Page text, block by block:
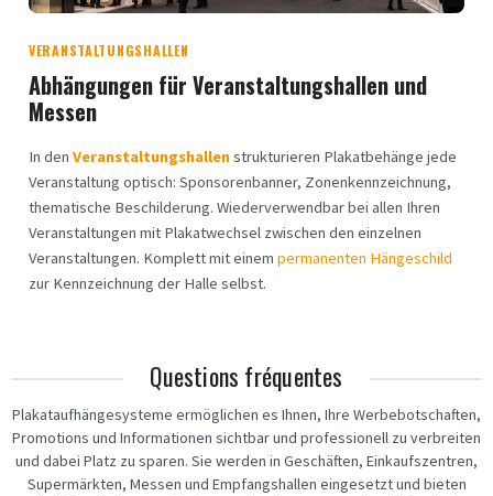
VERANSTALTUNGSHALLEN
Abhängungen für Veranstaltungshallen und
Messen
In den Veranstaltungshallenstrukturieren Plakatbehänge jede
Veranstaltung optisch: Sponsorenbanner, Zonenkennzeichnung,
thematische Beschilderung. Wiederverwendbar bei allen Ihren
Veranstaltungen mit Plakatwechsel zwischen den einzelnen
Veranstaltungen. Komplett mit einem permanenten Hängeschild
zur Kennzeichnung der Halle selbst.
Questions fréquentes
Plakataufhängesysteme ermöglichen es Ihnen, Ihre Werbebotschaften,
Promotions und Informationen sichtbar und professionell zu verbreiten
und dabei Platz zu sparen. Sie werden in Geschäften, Einkaufszentren,
Supermärkten, Messen und Empfangshallen eingesetzt und bieten